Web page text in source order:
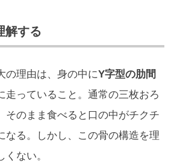
解する
の理由は、身の中にY字型の肋間
走っていること。通常の三枚おろ
そのまま食べると口の中がチクチ
なる。しかし、この骨の構造を理
ない。